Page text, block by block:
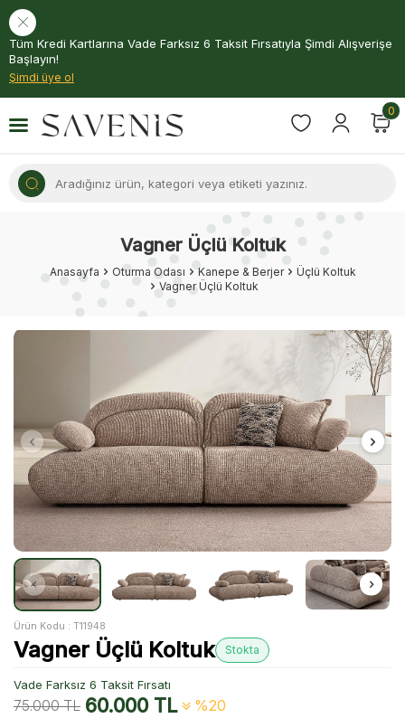
Tüm Kredi Kartlarına Vade Farksız 6 Taksit Fırsatıyla Şimdi Alışverişe
Başlayın!
Şimdi üye ol
0
Vagner Üçlü Koltuk
Anasayfa Oturma Odası Kanepe & Berjer
Üçlü Koltuk
Vagner Üçlü Koltuk
Ürün Kodu : T11948
Vagner Üçlü Koltuk Stokta
Vade Farksız 6 Taksit Fırsatı
75.000TL 60.000TL %20